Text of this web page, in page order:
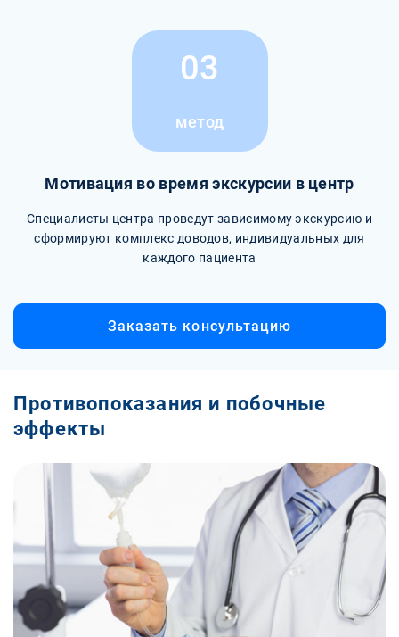
03
метод
Мотивация во время экскурсии в центр
Специалисты центра проведут зависимому экскурсию и
сформируют комплекс доводов, индивидуальных для
каждого пациента
Заказать консультацию
Противопоказания и побочные
эффекты